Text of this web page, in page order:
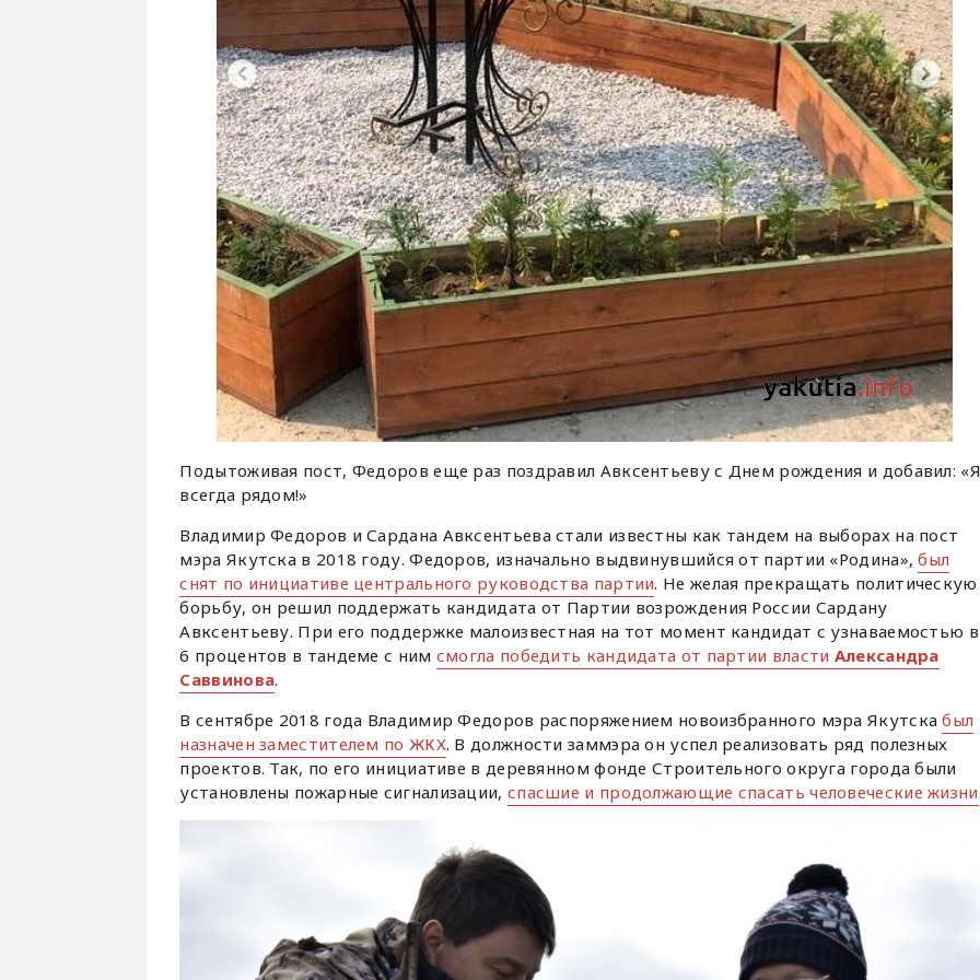
Подытоживая пост, Федоров еще раз поздравил Авксентьеву с Днем рождения и добавил: «Я
всегда рядом!»
Владимир Федоров и Сардана Авксентьева стали известны как тандем на выборах на пост
мэра Якутска в 2018 году. Федоров, изначально выдвинувшийся от партии «Родина»,был
снят по инициативе центрального руководства партии. Не желая прекращать политическую
борьбу, он решил поддержать кандидата от Партии возрождения России Сардану
Авксентьеву. При его поддержке малоизвестная на тот момент кандидат с узнаваемостью в
6 процентов в тандеме с ним смогла победить кандидата от партии власти Александра
Саввинова.
В сентябре 2018 года Владимир Федоров распоряжением новоизбранного мэра Якутскабыл
назначен заместителем по ЖКХ. В должности заммэра он успел реализовать ряд полезных
проектов. Так, по его инициативе в деревянном фонде Строительного округа города были
установлены пожарные сигнализации, спасшие и продолжающие спасать человеческие жизни